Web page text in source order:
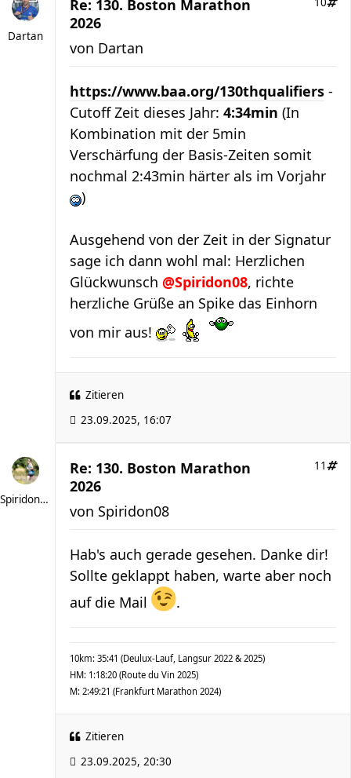
Dartan
Re: 130. Boston Marathon
2026
von Dartan
https://www.baa.org/130thqualifiers -
Cutoff Zeit dieses Jahr: 4:34min (In
Kombination mit der 5min
Verschärfung der Basis-Zeiten somit
nochmal 2:43min härter als im Vorjahr
)
Ausgehend von der Zeit in der Signatur
sage ich dann wohl mal: Herzlichen
Glückwunsch @Spiridon08, richte
herzliche Grüße an Spike das Einhorn
von mir aus!
Zitieren
23.09.2025, 16:07
Spiridon08
Re: 130. Boston Marathon
2026
11
von Spiridon08
Hab's auch gerade gesehen. Danke dir!
Sollte geklappt haben, warte aber noch
auf die Mail
.
10km: 35:41 (Deulux-Lauf, Langsur 2022 & 2025)
HM: 1:18:20 (Route du Vin 2025)
M: 2:49:21 (Frankfurt Marathon 2024)
Zitieren
23.09.2025, 20:30